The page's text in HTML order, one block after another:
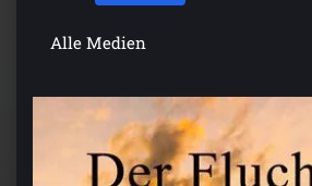
Alle Medien